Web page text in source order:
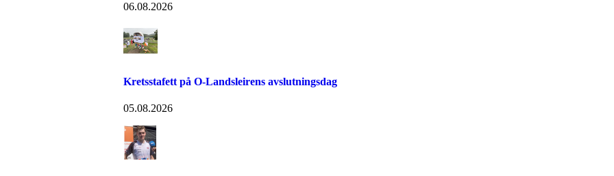
06.08.2026
Kretsstafett på O-Landsleirens avslutningsdag
05.08.2026